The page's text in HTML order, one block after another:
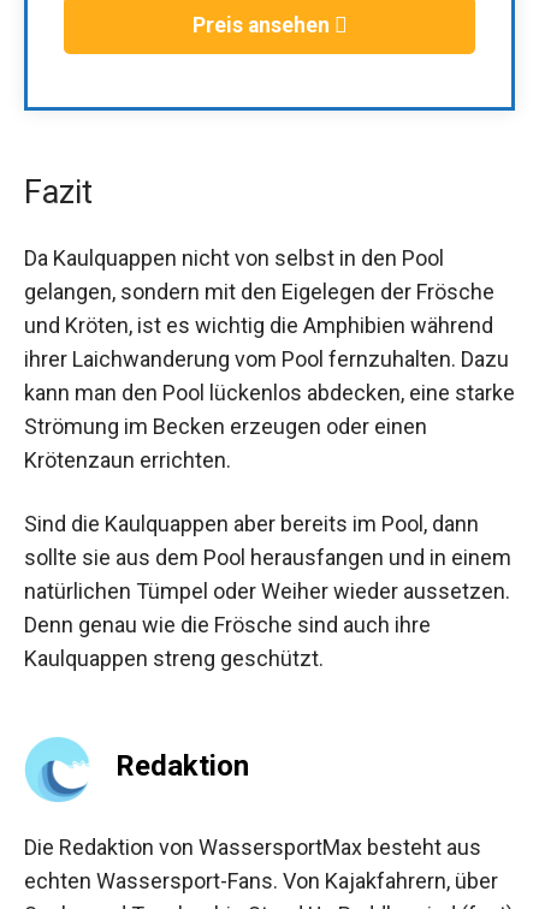
Preis ansehen
Fazit
Da Kaulquappen nicht von selbst in den Pool
gelangen, sondern mit den Eigelegen der Frösche
und Kröten, ist es wichtig die Amphibien während
ihrer Laichwanderung vom Pool fernzuhalten. Dazu
kann man den Pool lückenlos abdecken, eine starke
Strömung im Becken erzeugen oder einen
Krötenzaun errichten.
Sind die Kaulquappen aber bereits im Pool, dann
sollte sie aus dem Pool herausfangen und in einem
natürlichen Tümpel oder Weiher wieder aussetzen.
Denn genau wie die Frösche sind auch ihre
Kaulquappen streng geschützt.
Redaktion
Die Redaktion von WassersportMax besteht aus
echten Wassersport-Fans. Von Kajakfahrern, über